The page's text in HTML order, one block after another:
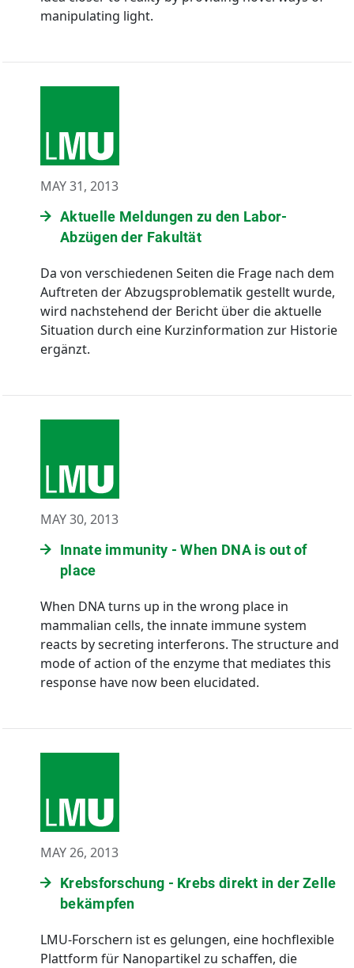
manipulating light.
MAY 31, 2013
Aktuelle Meldungen zu den Labor-
Abzügen der Fakultät
Da von verschiedenen Seiten die Frage nach dem
Auftreten der Abzugsproblematik gestellt wurde,
wird nachstehend der Bericht über die aktuelle
Situation durch eine Kurzinformation zur Historie
ergänzt.
MAY 30, 2013
Innate immunity - When DNA is out of
place
When DNA turns up in the wrong place in
mammalian cells, the innate immune system
reacts by secreting interferons. The structure and
mode of action of the enzyme that mediates this
response have now been elucidated.
MAY 26, 2013
Krebsforschung - Krebs direkt in der Zelle
bekämpfen
LMU-Forschern ist es gelungen, eine hochflexible
Plattform für Nanopartikel zu schaffen, die